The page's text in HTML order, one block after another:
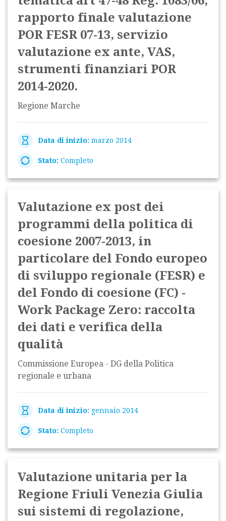
rapporto finale valutazione
POR FESR 07-13, servizio
valutazione ex ante, VAS,
strumenti finanziari POR
2014-2020.
Regione Marche
Data di inizio: marzo 2014
Stato: Completo
Valutazione ex post dei
programmi della politica di
coesione 2007-2013, in
particolare del Fondo europeo
di sviluppo regionale (FESR) e
del Fondo di coesione (FC) -
Work Package Zero: raccolta
dei dati e verifica della
qualità
Commissione Europea - DG della Politica
regionale e urbana
Data di inizio: gennaio 2014
Stato: Completo
Valutazione unitaria per la
Regione Friuli Venezia Giulia
sui sistemi di regolazione,